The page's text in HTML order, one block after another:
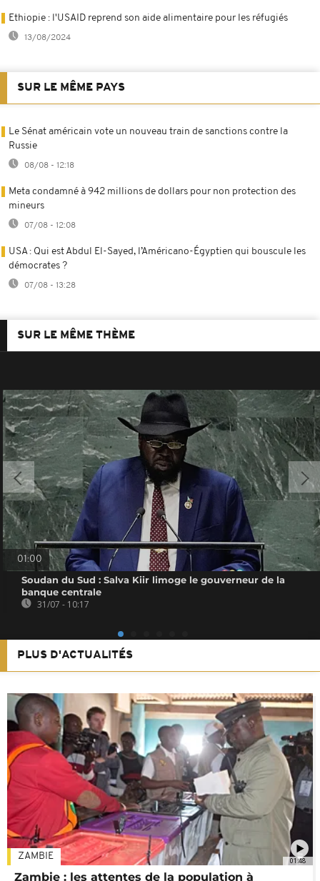
Ethiopie : l'USAID reprend son aide alimentaire pour les réfugiés
13/08/2024
SUR LE MÊME PAYS
Le Sénat américain vote un nouveau train de sanctions contre la
Russie
08/08 - 12:18
Meta condamné à 942 millions de dollars pour non protection des
mineurs
07/08 - 12:08
USA : Qui est Abdul El-Sayed, l’Américano-Égyptien qui bouscule les
démocrates ?
07/08 - 13:28
SUR LE MÊME THÈME
01:00
Soudan du Sud : Salva Kiir limoge le gouverneur de la
banque centrale
31/07 - 10:17
PLUS D'ACTUALITÉS
01:48
ZAMBIE
Zambie : les attentes de la population à